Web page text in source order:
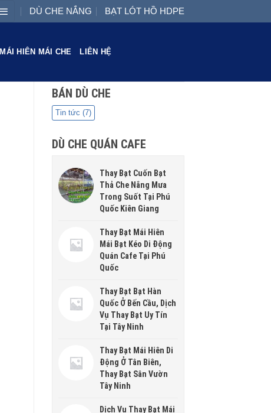
DÙ CHE NẮNG BẠT LÓT HỒ HDPE
MÁI HIÊN MÁI CHE LIÊN HỆ
BÁN DÙ CHE
Tin tức (7)
DÙ CHE QUÁN CAFE
Thay Bạt Cuốn Bạt
Thả Che Nắng Mưa
Trong Suốt Tại Phú
Quốc Kiên Giang
Thay Bạt Mái Hiên
Mái Bạt Kéo Di Động
Quán Cafe Tại Phú
Quốc
Thay Bạt Bạt Hàn
Quốc Ở Bến Cầu, Dịch
Vụ Thay Bạt Uy Tín
Tại Tây Ninh
Thay Bạt Mái Hiên Di
Động Ở Tân Biên,
Thay Bạt Sân Vườn
Tây Ninh
Dịch Vụ Thay Bạt Mái